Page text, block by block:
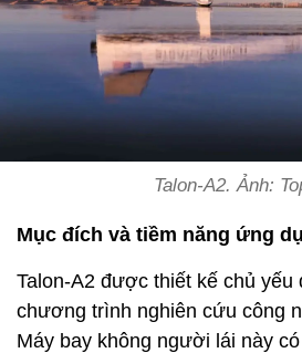
Talon-A2. Ảnh:
Mục đích và tiềm năng ứng
Talon-A2 được thiết kế chủ yếu
chương trình nghiên cứu công
Máy bay không người lái này